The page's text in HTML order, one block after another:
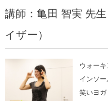
講師：亀田 智実 先
イザー）
ウォー
インソ
笑いヨ